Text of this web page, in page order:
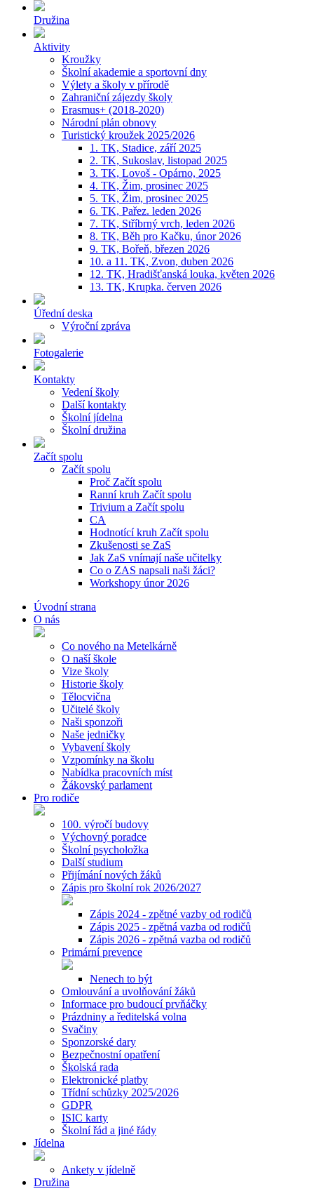
Družina
Aktivity
Kroužky
Školní akademie a sportovní dny
Výlety a školy v přírodě
Zahraniční zájezdy školy
Erasmus+ (2018-2020)
Národní plán obnovy
Turistický kroužek 2025/2026
1. TK, Stadice, září 2025
2. TK, Sukoslav, listopad 2025
3. TK, Lovoš - Opárno, 2025
4. TK, Žim, prosinec 2025
5. TK, Žim, prosinec 2025
6. TK, Pařez. leden 2026
7. TK, Stříbrný vrch, leden 2026
8. TK, Běh pro Kačku, únor 2026
9. TK, Bořeň, březen 2026
10. a 11. TK, Zvon, duben 2026
12. TK, Hradišťanská louka, květen 2026
13. TK, Krupka. červen 2026
Úřední deska
Výroční zpráva
Fotogalerie
Kontakty
Vedení školy
Další kontakty
Školní jídelna
Školní družina
Začít spolu
Začít spolu
Proč Začít spolu
Ranní kruh Začít spolu
Trivium a Začít spolu
CA
Hodnotící kruh Začít spolu
Zkušenosti se ZaS
Jak ZaS vnímají naše učitelky
Co o ZAS napsali naši žáci?
Workshopy únor 2026
Úvodní strana
O nás
Co nového na Metelkárně
O naší škole
Vize školy
Historie školy
Tělocvična
Učitelé školy
Naši sponzoři
Naše jedničky
Vybavení školy
Vzpomínky na školu
Nabídka pracovních míst
Žákovský parlament
Pro rodiče
100. výročí budovy
Výchovný poradce
Školní psycholožka
Další studium
Přijímání nových žáků
Zápis pro školní rok 2026/2027
Zápis 2024 - zpětné vazby od rodičů
Zápis 2025 - zpětná vazba od rodičů
Zápis 2026 - zpětná vazba od rodičů
Primární prevence
Nenech to být
Omlouvání a uvolňování žáků
Informace pro budoucí prvňáčky
Prázdniny a ředitelská volna
Svačiny
Sponzorské dary
Bezpečnostní opatření
Školská rada
Elektronické platby
Třídní schůzky 2025/2026
GDPR
ISIC karty
Školní řád a jiné řády
Jídelna
Ankety v jídelně
Družina